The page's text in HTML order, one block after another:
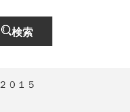
検索
２０１５